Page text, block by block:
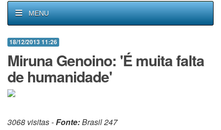
MENU
18/12/2013 11:26
Miruna Genoino: 'É muita falta
de humanidade'
3068 visitas -Fonte:Brasil 247